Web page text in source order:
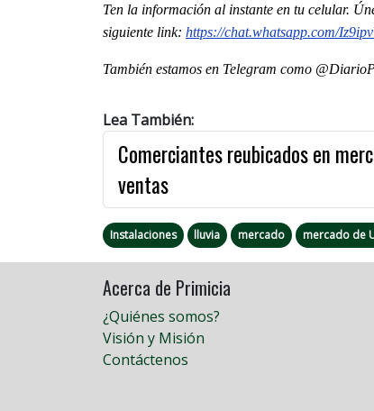
Ten la información al instante en tu celular.
siguiente link: https://chat.whatsapp.com/
También estamos en Telegram como
Lea También:
Comerciantes reubicados en
ventas
Instalaciones lluvia mercado mercado de
Acerca de Primicia
¿Quiénes somos?
Visión y Misión
Contáctenos